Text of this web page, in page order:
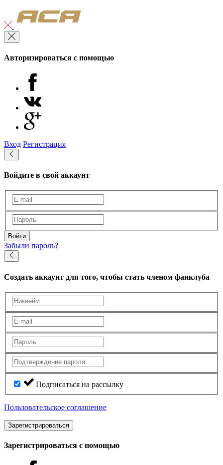
Авторизироваться с помощью
Вход Регистрация
Войдите в свой аккаунт
Войти
Забыли пароль?
Создать аккаунт для того, чтобы стать членом фанклуба
Подписаться на рассылку
Пользовательское соглашение
Зарегистрироваться
Зарегистрироваться с помощью